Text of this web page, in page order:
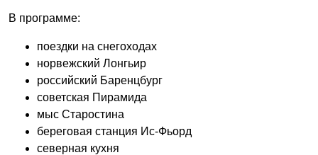
В программе:
поездки на снегоходах
норвежский Лонгьир
российский Баренцбург
советская Пирамида
мыс Старостина
береговая станция Ис-Фьорд
северная кухня